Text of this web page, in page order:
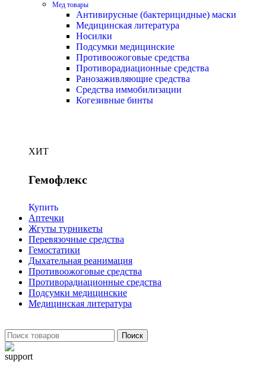
Мед товары
Антивирусные (бактерицидные) маски
Медицинская литература
Носилки
Подсумки медицинские
Противоожоговые средства
Противорадиационные средства
Ранозаживляющие средства
Средства иммобилизации
Когезивные бинты
ХИТ
Гемофлекс
Купить
Аптечки
Жгуты турникеты
Перевязочные средства
Гемостатики
Дыхательная реанимация
Противоожоговые средства
Противорадиационные средства
Подсумки медицинские
Медицинская литература
Поиск